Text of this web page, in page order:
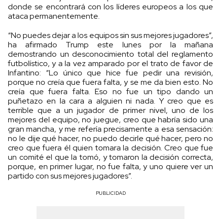
donde se encontrará con los líderes europeos a los que
ataca permanentemente.
“No puedes dejar a los equipos sin sus mejores jugadores”,
ha afirmado Trump este lunes por la mañana
demostrando un desconocimiento total del reglamento
futbolístico, y a la vez amparado por el trato de favor de
Infantino: “Lo único que hice fue pedir una revisión,
porque no creía que fuera falta, y se me da bien esto. No
creía que fuera falta. Eso no fue un tipo dando un
puñetazo en la cara a alguien ni nada. Y creo que es
terrible que a un jugador de primer nivel, uno de los
mejores del equipo, no juegue, creo que habría sido una
gran mancha, y me refería precisamente a esa sensación:
no le dije qué hacer, no puedo decirle qué hacer, pero no
creo que fuera él quien tomara la decisión. Creo que fue
un comité el que la tomó, y tomaron la decisión correcta,
porque, en primer lugar, no fue falta, y uno quiere ver un
partido con sus mejores jugadores”.
PUBLICIDAD